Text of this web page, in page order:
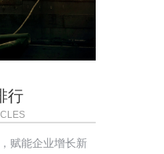
行
赋能企业增长新